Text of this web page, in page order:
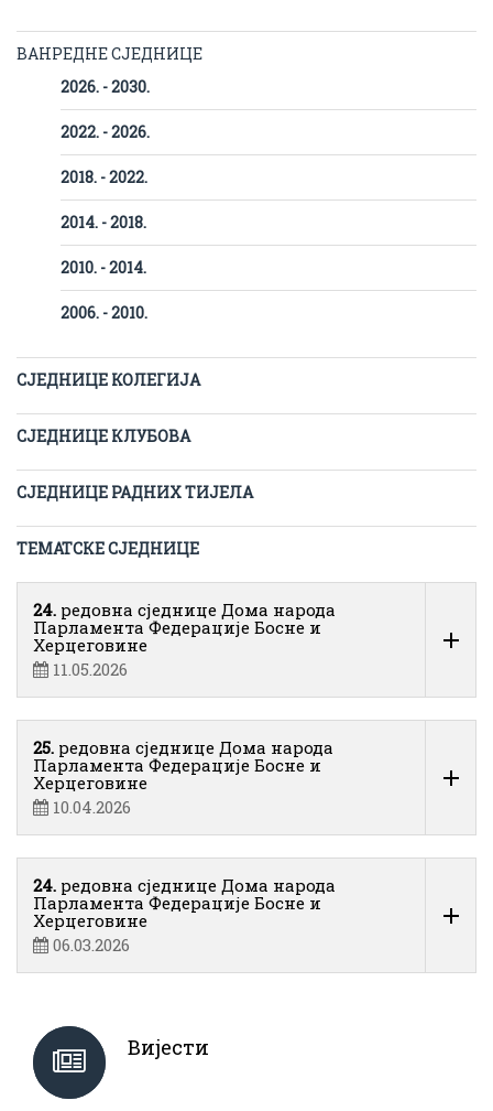
ВАНРЕДНЕ СЈЕДНИЦЕ
2026. - 2030.
2022. - 2026.
2018. - 2022.
2014. - 2018.
2010. - 2014.
2006. - 2010.
СЈЕДНИЦЕ КОЛЕГИЈА
СЈЕДНИЦЕ КЛУБОВА
СЈЕДНИЦЕ РАДНИХ ТИЈЕЛА
ТЕМАТСКЕ СЈЕДНИЦЕ
24. редовна сједнице Дома народа
Парламента Федерације Босне и
Херцеговине
11.05.2026
25. редовна сједнице Дома народа
Парламента Федерације Босне и
Херцеговине
10.04.2026
24. редовна сједнице Дома народа
Парламента Федерације Босне и
Херцеговине
06.03.2026
Вијести